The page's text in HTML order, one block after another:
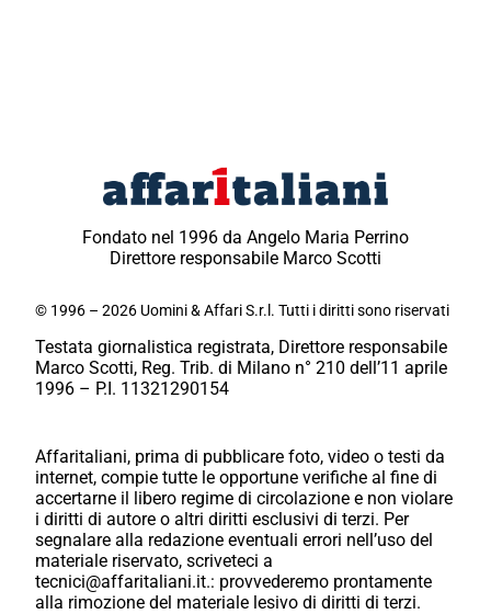
Fondato nel 1996 da Angelo Maria Perrino
Direttore responsabile Marco Scotti
© 1996 – 2026 Uomini & Affari S.r.l. Tutti i diritti sono riservati
Testata giornalistica registrata, Direttore responsabile
Marco Scotti, Reg. Trib. di Milano n° 210 dell’11 aprile
1996 – P.I. 11321290154
Affaritaliani, prima di pubblicare foto, video o testi da
internet, compie tutte le opportune verifiche al fine di
accertarne il libero regime di circolazione e non violare
i diritti di autore o altri diritti esclusivi di terzi. Per
segnalare alla redazione eventuali errori nell’uso del
materiale riservato, scriveteci a
tecnici@affaritaliani.it.: provvederemo prontamente
alla rimozione del materiale lesivo di diritti di terzi.